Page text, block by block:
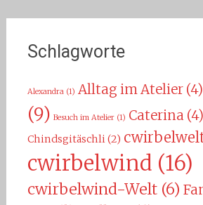
Schlagworte
Alexandra(1) Alltag im Atelier(4)
(9) Besuch im Atelier(1) Caterina(4)
Chindsgitäschli(2)
cwirbelwind (16)
cwirbelwind-Welt(6)